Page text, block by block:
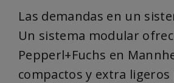
Las demandas en un
Un sistema modular
Pepperl+Fuchs en
compactos y extra